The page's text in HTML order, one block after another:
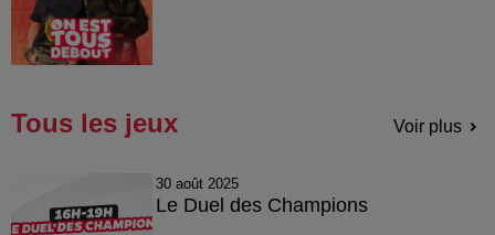
Tous les jeux Voir plus
30 août 2025
Le Duel des Champions